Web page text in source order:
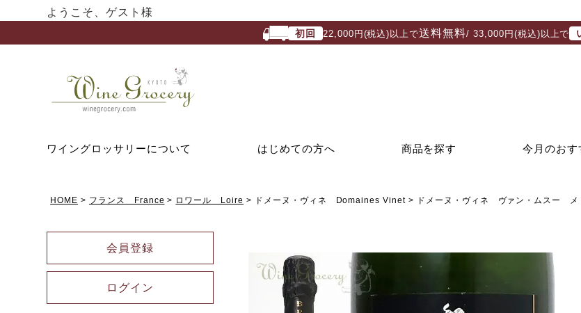
ようこそ、ゲスト様
初回 22,000円(税込)以上で送料無料/ 33,000円(税込)以上で
ワイングロッサリーについて はじめての方へ 商品を探す 今月のおす
HOME フランス France ロワール Loire ドメーヌ・ヴィネ Domaines Vinet ドメーヌ・ヴィネ ヴァン・ムスー
会員登録
ログイン